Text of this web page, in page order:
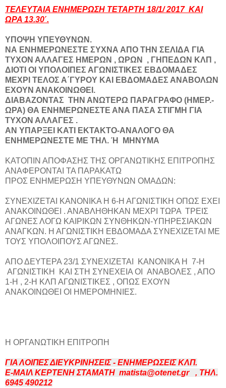
ΤΕΛΕΥΤΑΙΑ ΕΝΗΜΕΡΩΣΗ ΤΕΤΑΡΤΗ 18/1/ 2017 KAI
ΩΡΑ 13.30΄.
ΥΠΟΨΗ ΥΠΕΥΘΥΝΩΝ.
ΝΑ ΕΝΗΜΕΡΩΝΕΣΤΕ ΣΥΧΝΑ ΑΠΟ ΤΗΝ ΣΕΛΙΔΑ ΓΙΑ
ΤΥΧΟΝ ΑΛΛΑΓΕΣ ΗΜΕΡΩΝ , ΩΡΩΝ , ΓΗΠΕΔΩΝ ΚΛΠ ,
ΔΙΟΤΙ ΟΙ ΥΠΟΛΟΙΠΕΣ ΑΓΩΝΙΣΤΙΚΕΣ ΕΒΔΟΜΑΔΕΣ
ΜΕΧΡΙ ΤΕΛΟΣ Α΄ΓΥΡΟΥ ΚΑΙ ΕΒΔΟΜΑΔΕΣ ΑΝΑΒΟΛΩΝ
ΕΧΟΥΝ ΑΝΑΚΟΙΝΩΘΕΙ.
ΔΙΑΒΑΖΟΝΤΑΣ ΤΗΝ ΑΝΩΤΕΡΩ ΠΑΡΑΓΡΑΦΟ (ΗΜΕΡ.-
ΩΡΑ) ΘΑ ΕΝΗΜΕΡΩΝΕΣΤΕ ΑΝΑ ΠΑΣΑ ΣΤΙΓΜΗ ΓΙΑ
ΤΥΧΟΝ ΑΛΛΑΓΕΣ .
ΑΝ ΥΠΑΡΞΕΙ ΚΑΤΙ ΕΚΤΑΚΤΟ-ΑΝΑΛΟΓΟ ΘΑ
ΕΝΗΜΕΡΩΝΕΣΤΕ ΜΕ ΤΗΛ. Ή ΜΗΝΥΜΑ
ΚΑΤΟΠΙΝ ΑΠΟΦΑΣΗΣ ΤΗΣ ΟΡΓΑΝΩΤΙΚΗΣ ΕΠΙΤΡΟΠΗΣ
ΑΝΑΦΕΡΟΝΤΑΙ ΤΑ ΠΑΡΑΚΑΤΩ
ΠΡΟΣ ΕΝΗΜΕΡΩΣΗ ΥΠΕΥΘΥΝΩΝ ΟΜΑΔΩΝ:
ΣΥΝΕΧΙΖΕΤΑΙ ΚΑΝΟΝΙΚΑ Η 6-Η ΑΓΩΝΙΣΤΙΚΗ ΟΠΩΣ ΕΧΕΙ
ΑΝΑΚΟΙΝΩΘΕΙ . ΑΝΑΒΛΗΘΗΚΑΝ ΜΕΧΡΙ ΤΩΡΑ ΤΡΕΙΣ
ΑΓΩΝΕΣ ΛΟΓΩ ΚΑΙΡΙΚΩΝ ΣΥΝΘΗΚΩΝ-ΥΠΗΡΕΣΙΑΚΩΝ
ΑΝΑΓΚΩΝ. Η ΑΓΩΝΙΣΤΙΚΗ ΕΒΔΟΜΑΔΑ ΣΥΝΕΧΙΖΕΤΑΙ ΜΕ
ΤΟΥΣ ΥΠΟΛΟΙΠΟΥΣ ΑΓΩΝΕΣ.
ΑΠΟ ΔΕΥΤΕΡΑ 23/1 ΣΥΝΕΧΙΖΕΤΑΙ ΚΑΝΟΝΙΚΑ Η 7-Η
ΑΓΩΝΙΣΤΙΚΗ ΚΑΙ ΣΤΗ ΣΥΝΕΧΕΙΑ ΟΙ ΑΝΑΒΟΛΕΣ , ΑΠΟ
1-Η , 2-Η ΚΛΠ ΑΓΩΝΙΣΤΙΚΕΣ , ΟΠΩΣ ΕΧΟΥΝ
ΑΝΑΚΟΙΝΩΘΕΙ ΟΙ ΗΜΕΡΟΜΗΝΙΕΣ.
Η ΟΡΓΑΝΩΤΙΚΗ ΕΠΙΤΡΟΠΗ
ΓΙΑ ΛΟΙΠΕΣ ΔΙΕΥΚΡΙΝΗΣΕΙΣ - ΕΝΗΜΕΡΩΣΕΙΣ ΚΛΠ.
Ε-ΜΑΙΛ ΚΕΡΤΕΝΗ ΣΤΑΜΑΤΗ matista@otenet.gr , ΤΗΛ.
6945 490212